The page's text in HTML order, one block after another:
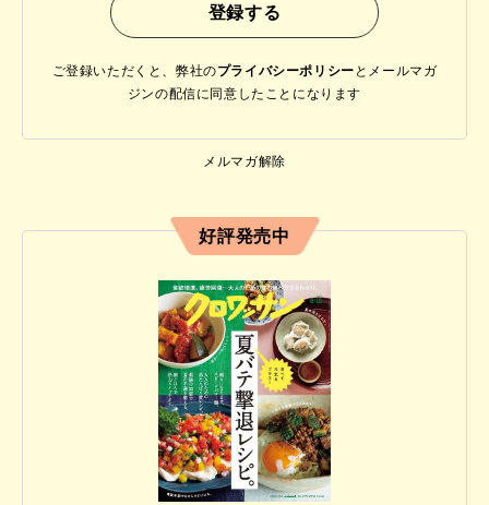
ご登録いただくと、弊社のプライバシーポリシー と メールマガ
ジンの配信に同意したことになります
メルマガ解除
好評発売中